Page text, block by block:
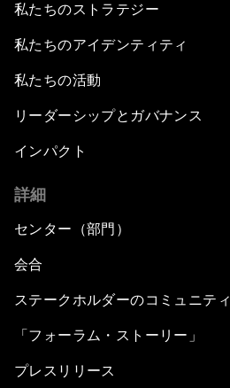
私たちのストラテジー
私たちのアイデンティティ
私たちの活動
リーダーシップとガバナンス
インパクト
詳細
センター（部門）
会合
ステークホルダーのコミュニティ
「フォーラム・ストーリー」
プレスリリース